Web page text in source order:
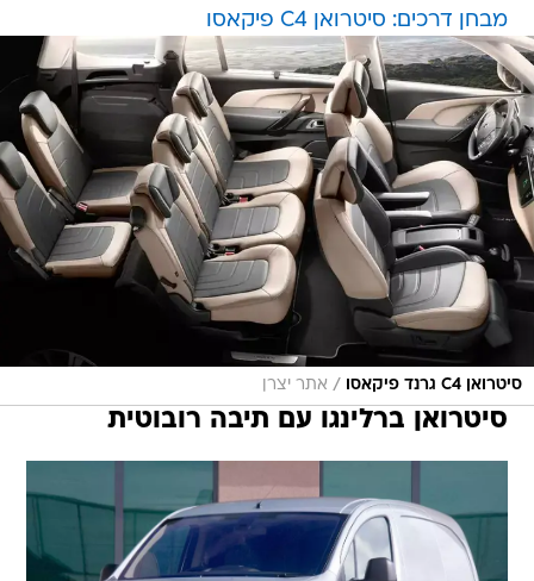
מבחן דרכים: סיטרואן C4 פיקאסו
סיטרואן C4 גרנד פיקאסו / אתר יצרן
סיטרואן ברלינגו עם תיבה רובוטית